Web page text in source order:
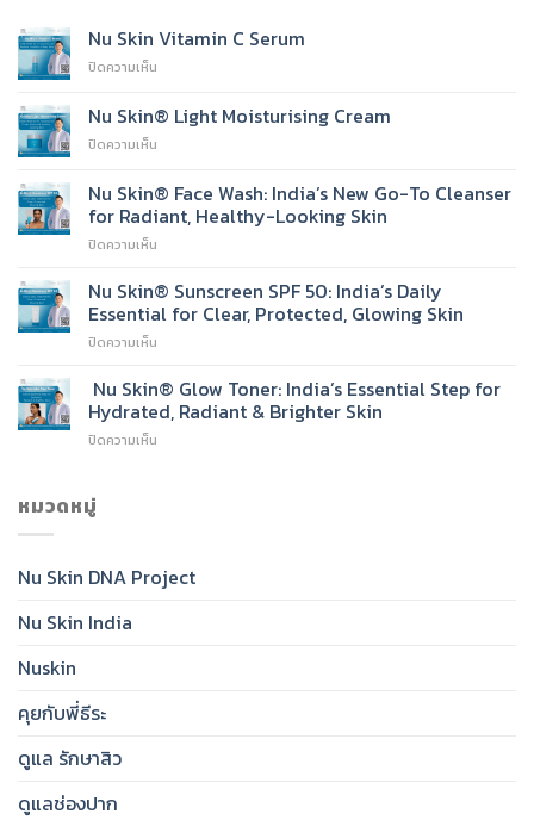
Nu Skin Vitamin C Serum
ปิดความเห็น
Skin
Vitamin
Nu Skin® Light Moisturising Cream
ปิดความเห็น
Skin®
Light
Moisturising
Nu Skin® Face Wash: India’s New Go-To Cleanser
for Radiant, Healthy-Looking Skin
ปิดความเห็น
Skin®
Face
Wash:
Go-
To
Cleanser
Nu Skin® Sunscreen SPF 50: India’s Daily
Essential for Clear, Protected, Glowing Skin
ปิดความเห็น
Skin®
Sunscreen
SPF
Glowing
Nu Skin® Glow Toner: India’s Essential Step for
Hydrated, Radiant & Brighter Skin
ปิดความเห็น
Step
หมวดหมู่
Nu Skin DNA Project
Nu Skin India
Nuskin
คุยกับพี่ธีระ
ดูแล รักษาสิว
ดูแลช่องปาก